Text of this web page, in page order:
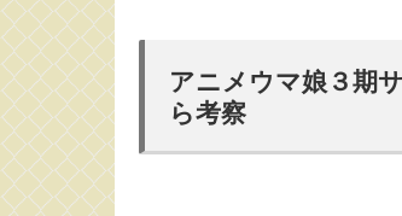
アニメウマ娘３期
ら考察